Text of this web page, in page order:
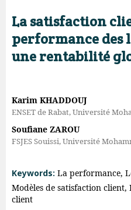
La satisfaction
performance des
une rentabilité
Karim KHADDOUJ
ENSET de Rabat, Université
Soufiane ZAROU
FSJES Souissi, Université
Keywords: La performance,
Modèles de satisfaction
client